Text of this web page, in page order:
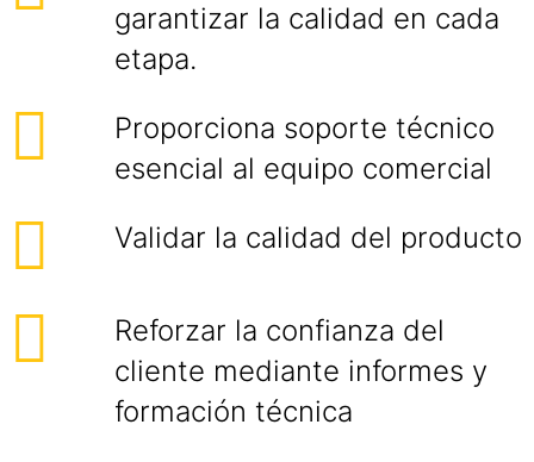
garantizar la calidad en cada
etapa.
Proporciona soporte técnico
esencial al equipo comercial
Validar la calidad del producto
Reforzar la confianza del
cliente mediante informes y
formación técnica